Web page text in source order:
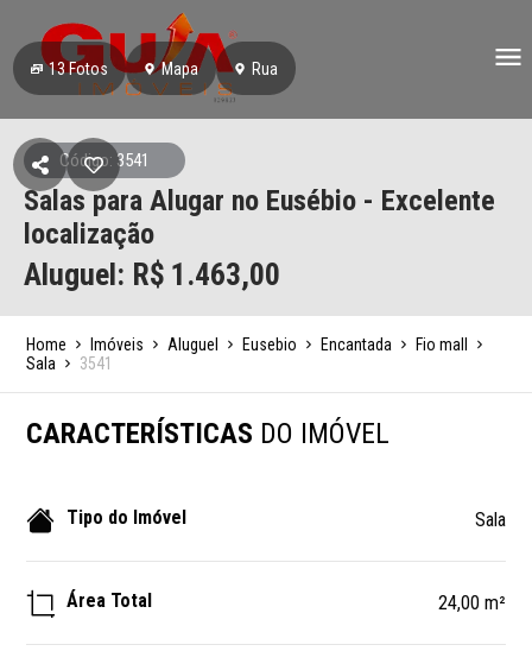
13Fotos Mapa Rua
Código: 3541
Salas para Alugar no Eusébio - Excelente
localização
Aluguel: R$ 1.463,00
Home Imóveis Aluguel Eusebio Encantada
Fio mall
Sala
3541
CARACTERÍSTICAS DO IMÓVEL
Tipo do Imóvel Sala
Área Total 24,00 m²